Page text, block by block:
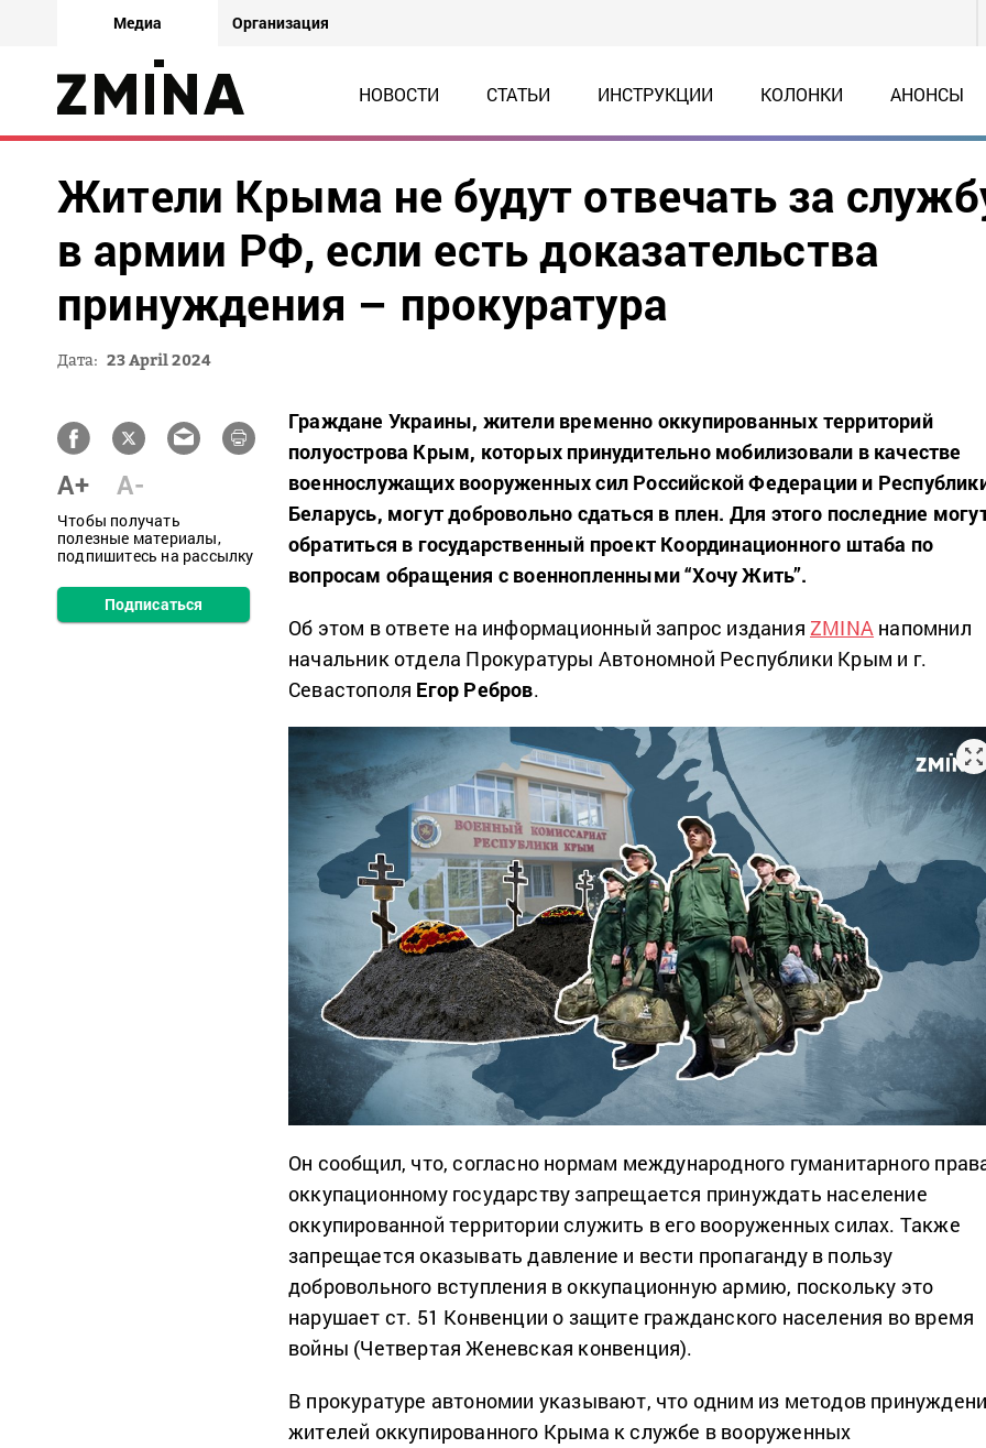
Медиа Организация
НОВОСТИ СТАТЬИ ИНСТРУКЦИИ КОЛОНКИ АНОНСЫ
Жители Крыма не будут отвечать за
в армии РФ, если есть доказательства
принуждения – прокуратура
Дата: 23 April 2024
A+ A-
Чтобы получать
полезные материалы,
подпишитесь на рассылку
Подписаться
Граждане Украины, жители временно оккупированных территорий
полуострова Крым, которых принудительно мобилизовали в качестве
военнослужащих вооруженных сил Российской Федерации и
Беларусь, могут добровольно сдаться в плен. Для этого последние
обратиться в государственный проект Координационного штаба по
вопросам обращения с военнопленными “Хочу Жить”.
Об этом в ответе на информационный запрос изданияZMINA напомнил
начальник отдела Прокуратуры Автономной Республики Крым и г.
Севастополя Егор Ребров.
Он сообщил, что, согласно нормам международного гуманитарного
оккупационному государству запрещается принуждать население
оккупированной территории служить в его вооруженных силах. Также
запрещается оказывать давление и вести пропаганду в пользу
добровольного вступления в оккупационную армию, поскольку это
нарушает ст. 51 Конвенции о защите гражданского населения во время
войны (Четвертая Женевская конвенция).
В прокуратуре автономии указывают, что одним из методов
жителей оккупированного Крыма к службе в вооруженных